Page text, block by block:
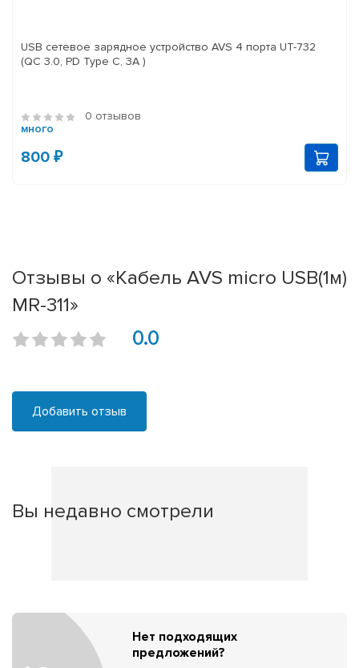
USB сетевое зарядное устройство AVS 4 порта UT-732
(QC 3.0, PD Type C, 3A )
0 отзывов
много
800 ₽
Отзывы о «Кабель AVS micro USB(1м)
MR-311»
0.0
Добавить отзыв
Вы недавно смотрели
Нет подходящих
предложений?